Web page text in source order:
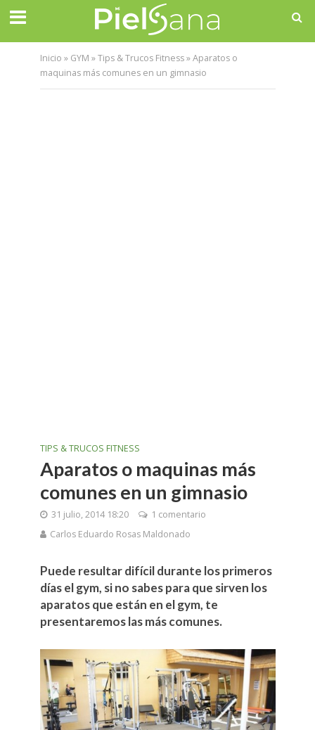
Inicio » GYM »Tips & Trucos Fitness»Aparatos o
maquinas más comunes en un gimnasio
TIPS & TRUCOS FITNESS
Aparatos o maquinas más
comunes en un gimnasio
31 julio, 2014 18:20
1 comentario
Carlos Eduardo Rosas Maldonado
Puede resultar difícil durante los primeros
días el gym, si no sabes para que sirven los
aparatos que están en el gym, te
presentaremos las más comunes.